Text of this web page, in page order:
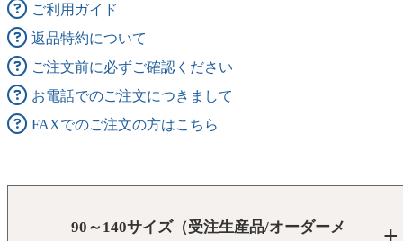
ご利用ガイド
返品特約について
ご注文前に必ずご確認ください
お電話でのご注文につきまして
FAXでのご注文の方はこちら
90～140サイズ（受注生産品/オーダーメ